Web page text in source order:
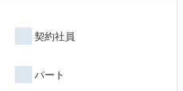
契約社員
パート